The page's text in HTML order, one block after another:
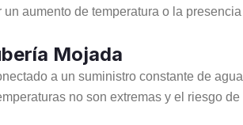
un aumento de temperatura o la
Mojada
a un suministro constante de
no son extremas y el riesgo